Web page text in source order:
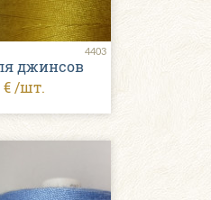
4403
джинсов
€ /шт.